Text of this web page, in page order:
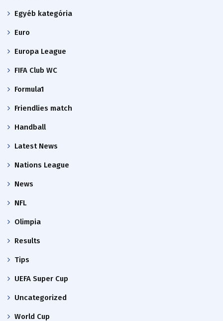
Egyéb kategória
Euro
Europa League
FIFA Club WC
Formula1
Friendlies match
Handball
Latest News
Nations League
News
NFL
Olimpia
Results
Tips
UEFA Super Cup
Uncategorized
World Cup